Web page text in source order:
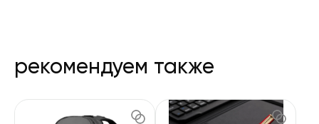
рекомендуем также